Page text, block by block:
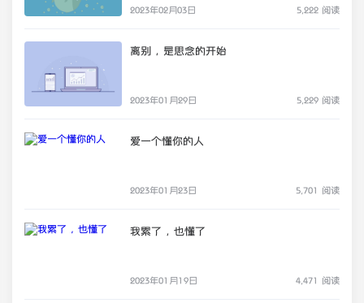
2023年02月03日 5,222 阅读
离别，是思念的开始
2023年01月29日 5,229 阅读
爱一个懂你的人
2023年01月23日 5,701 阅读
我累了，也懂了
2023年01月19日 4,471 阅读